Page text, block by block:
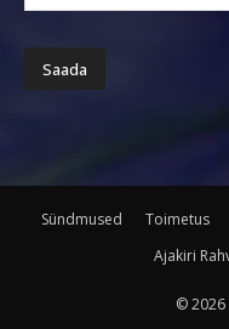
Sündmused Toimetus
Ajakiri
© 2026